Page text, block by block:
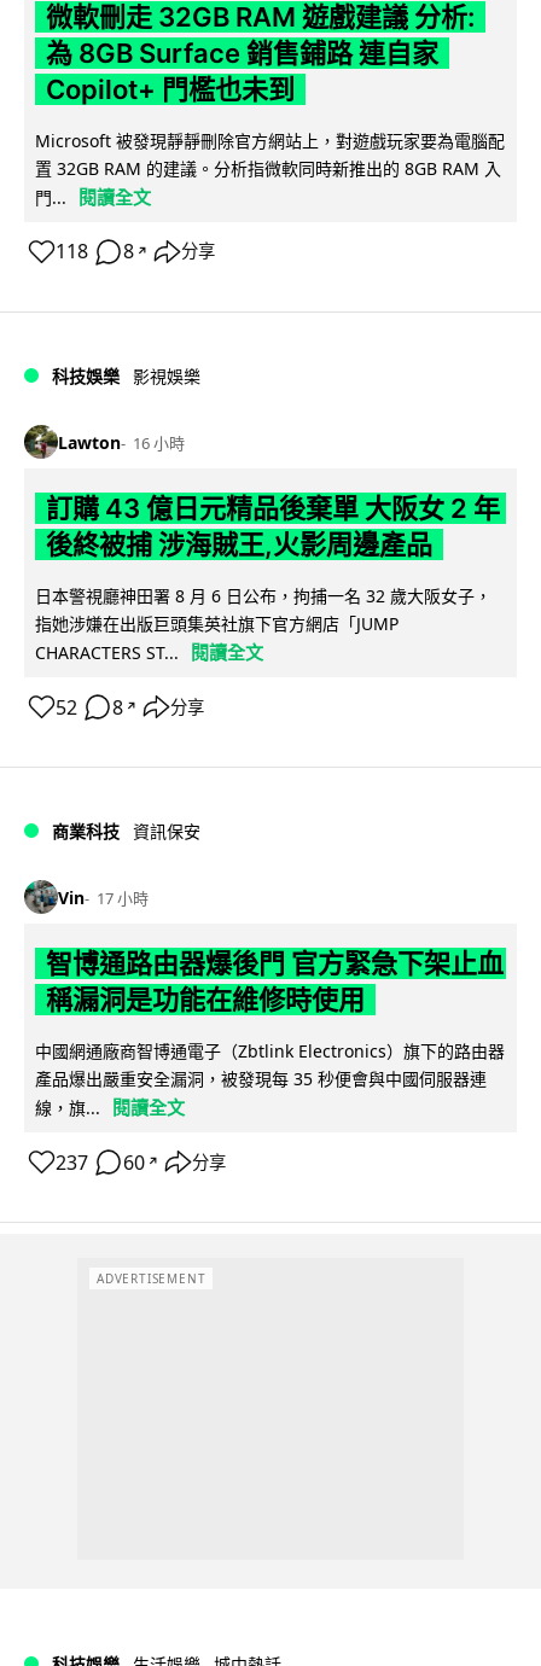
微軟刪走 32GB RAM 遊戲建議 分析:
為 8GB Surface 銷售鋪路 連自家
Copilot+ 門檻也未到
Microsoft 被發現靜靜刪除官方網站上，對遊戲玩家要為電腦配
置 32GB RAM 的建議。分析指微軟同時新推出的 8GB RAM 入
門...
閱讀全文
118 8 ↗ 分享
科技娛樂 影視娛樂
Lawton 16 小時
訂購 43 億日元精品後棄單 大阪女 2 年
後終被捕 涉海賊王,火影周邊產品
日本警視廳神田署 8 月 6 日公布，拘捕一名 32 歲大阪女子，
指她涉嫌在出版巨頭集英社旗下官方網店「JUMP
CHARACTERS ST...
閱讀全文
52 8 ↗ 分享
商業科技 資訊保安
Vin 17 小時
智博通路由器爆後門 官方緊急下架止血
稱漏洞是功能在維修時使用
中國網通廠商智博通電子（Zbtlink Electronics）旗下的路由器
產品爆出嚴重安全漏洞，被發現每 35 秒便會與中國伺服器連
線，旗...
閱讀全文
237 60 ↗ 分享
ADVERTISEMENT